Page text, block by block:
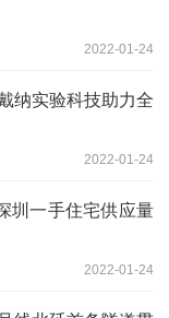
2022-01-24
纳实验科技助力全
2022-01-24
圳一手住宅供应量
2022-01-24